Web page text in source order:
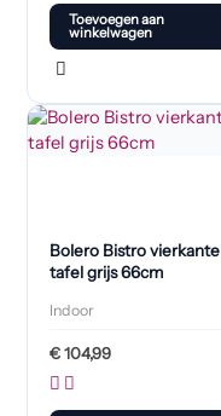
Toevoegen aan
winkelwagen
Bolero Bistro vierkante
tafel grijs 66cm
Indoor
€104,99